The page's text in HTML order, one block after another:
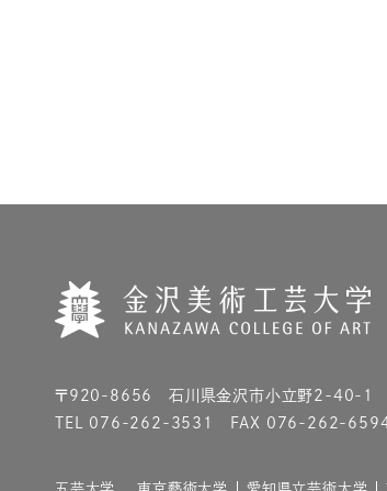
〒920-8656 石川県金沢市小立野2-40-1
TEL 076-262-3531 FAX 076-262-